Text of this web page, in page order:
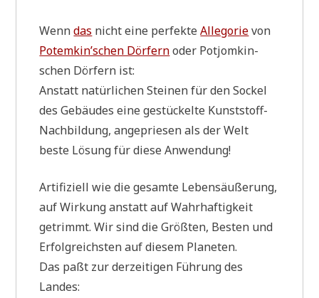
Wenndas nicht eine per­fek­teAlle­go­rievon
Potemkin’schen Dör­fernoder Pot­jom­kin­
schen Dör­fern ist:
Anstatt natür­li­chen Stei­nen für den Sockel
des Gebäu­des eine gestückel­te Kunst­stoff-
Nach­bil­dung, ange­prie­sen als der Welt
beste Lösung für die­se Anwendung!
Arti­fi­zi­ell wie die gesam­te Lebens­äu­ße­rung,
auf Wir­kung anstatt auf Wahr­haf­tig­keit
getrimmt. Wir sind die Größ­ten, Besten und
Erfolg­reich­sten auf die­sem Planeten.
Das paßt zur der­zei­ti­gen Füh­rung des
Landes: